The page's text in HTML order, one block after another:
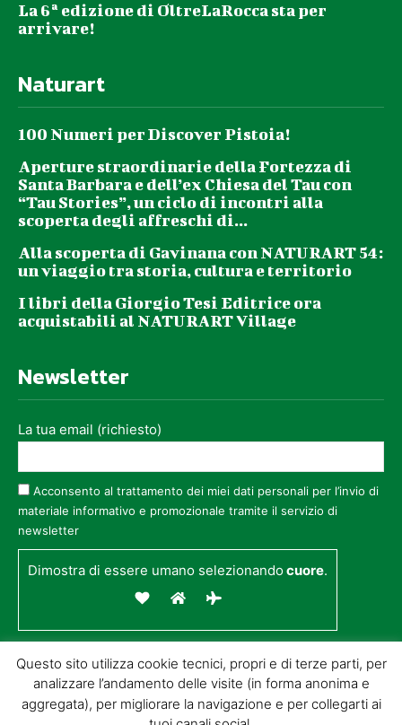
La 6ª edizione di OltreLaRocca sta per
arrivare!
Naturart
100 Numeri per Discover Pistoia!
Aperture straordinarie della Fortezza di
Santa Barbara e dell’ex Chiesa del Tau con
“Tau Stories”, un ciclo di incontri alla
scoperta degli affreschi di...
Alla scoperta di Gavinana con NATURART 54:
un viaggio tra storia, cultura e territorio
I libri della Giorgio Tesi Editrice ora
acquistabili al NATURART Village
Newsletter
La tua email (richiesto)
Acconsento al trattamento dei miei dati personali per l’invio di
materiale informativo e promozionale tramite il servizio di
newsletter
Dimostra di essere umano selezionandocuore.
Questo sito utilizza cookie tecnici, propri e di terze parti, per
analizzare l’andamento delle visite (in forma anonima e
aggregata), per migliorare la navigazione e per collegarti ai